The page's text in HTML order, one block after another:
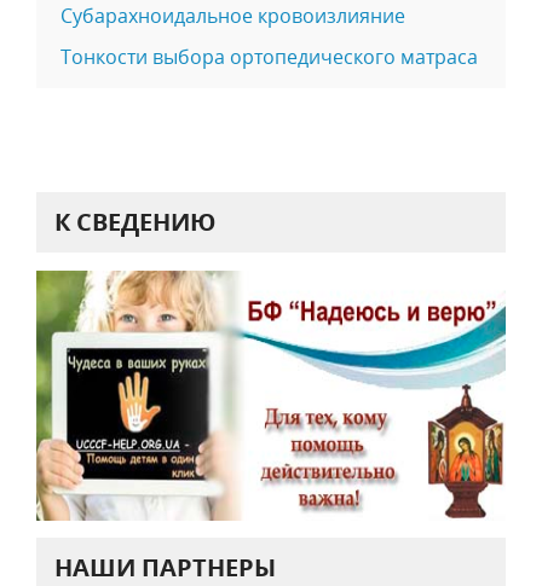
Субарахноидальное кровоизлияние
Тонкости выбора ортопедического матраса
К СВЕДЕНИЮ
НАШИ ПАРТНЕРЫ